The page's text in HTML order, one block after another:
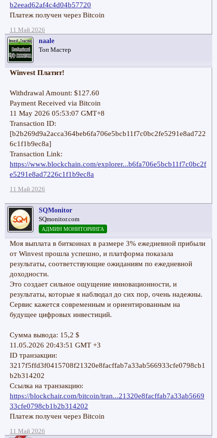
b2eead62af4c4d04b57720
Платеж получен через Bitcoin
11 Май 2026
naale
Топ Мастер
Winvest Платит!
Withdrawal Amount: $127.60
Payment Received via Bitcoin
11 May 2026 05:53:07 GMT+8
Transaction ID:
[b2b269d9a2acca364beb6fa706e5bcb11f7c0bc2fe5291e8ad722
6c1f1b9ec8a]
Transaction Link:
https://www.blockchain.com/explorer...b6fa706e5bcb11f7c0bc2f
e5291e8ad7226c1f1b9ec8a
11 Май 2026
SQMonitor
SQmonitor.com
АДМИН МОНИТОРИНГА
Моя выплата в биткоинах в размере 3% ежедневной прибыли
от Winvest прошла успешно, и платформа показала
результаты, соответствующие ожиданиям по ежедневной
доходности.
Это создает сильное ощущение инновационности, и
результаты, которые я наблюдал до сих пор, очень надежны.
Сервис кажется современным и ориентированным на
будущее цифровых инвестиций.
Сумма вывода: 15,2 $
11.05.2026 20:43:51 GMT +3
ID транзакции:
3217f5ffd3f0415708f21320e8facffab7a33ab566933cfe0798cb1
b2b314202
Ссылка на транзакцию:
https://blockchair.com/bitcoin/tran...21320e8facffab7a33ab5669
33cfe0798cb1b2b314202
Платеж получен через Bitcoin
11 Май 2026